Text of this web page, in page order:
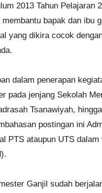
2013 Tahun Pelajaran
bapak dan ibu
yang dikira cocok
dalam penerapan
pada jenjang Sekolah
Tsanawiyah,
postingan ini
PTS ataupun UTS dalam
Ganjil sudah